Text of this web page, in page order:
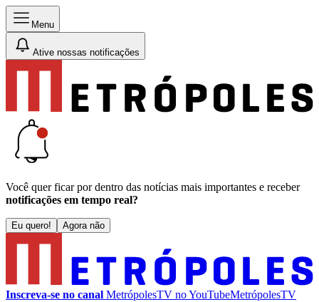
Menu
Ative nossas notificações
Você quer ficar por dentro das notícias mais importantes e receber
notificações em tempo real?
Eu quero! Agora não
Inscreva-se no canal MetrópolesTV noYouTubeMetrópolesTV